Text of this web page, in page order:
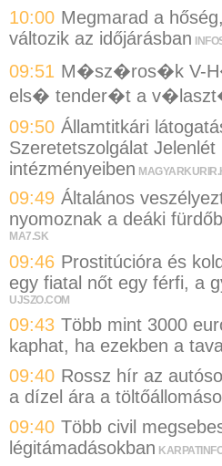
10:00 Megmarad a
változik az időjárásban
09:51 M�sz�ros�k V-
els� tender�t a
09:50 Államtitkári
Szeretetszolgálat
intézményeiben
09:49 Általános
nyomoznak a deáki
MA7.SK
09:46 Prostitúcióra és
egy fiatal nőt egy férfi, a
UJSZO.COM
09:43 Több mint 3000
kaphat, ha ezekben a
09:40 Rossz hír az
a dízel ára a
09:40 Több civil
légitámadásokban